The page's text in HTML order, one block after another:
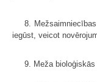
8.
iegūst, veicot
9. Meža